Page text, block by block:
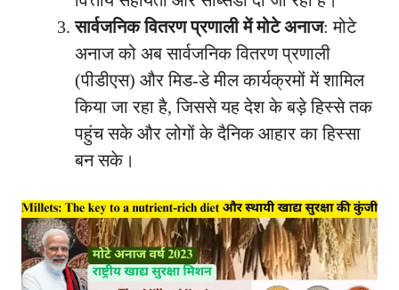
सार्वजनिक वितरण प्रणाली में मोटे अनाज: मोटे
अनाज को अब सार्वजनिक वितरण प्रणाली
(पीडीएस) और मिड-डे मील कार्यक्रमों में शामिल
किया जा रहा है, जिससे यह देश के बड़े हिस्से तक
पहुंच सके और लोगों के दैनिक आहार का हिस्सा
बन सके।